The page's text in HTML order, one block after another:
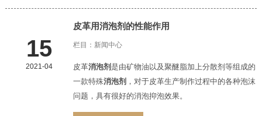
15
2021-04
皮革用消泡剂 的性能作用
栏目： 新闻中心
皮革消泡剂 是由矿物油以及聚醚脂加上分散剂等组成的
一款特殊消泡剂 ，对于皮革生产制作过程中的各种泡沫
问题，具有很好的消泡抑泡效果。